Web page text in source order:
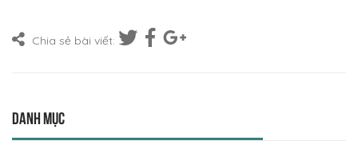
Chia sẻ bài viết:
Danh mục